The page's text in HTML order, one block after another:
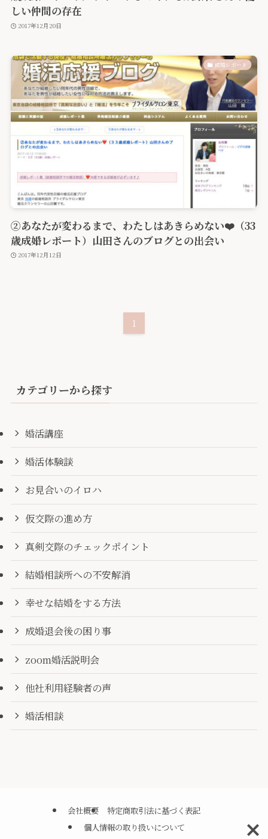
しい仲間の存在
2017年12月20日
成婚レポート
②あなたが変わるまで、わたしはあきらめない❤️（33
歳成婚レポート）山田さんのブログとの出会い
2017年12月12日
1
カテゴリーから探す
婚活講座
婚活体験談
お見合いのイロハ
仮交際の進め方
真剣交際のチェックポイント
結婚相談所への不安解消
幸せな結婚をする方法
成婚退会後の困り事
zoom婚活説明会
他社利用経験者の声
婚活相談
会社概要
特定商取引法に基づく表記
個人情報の取り扱いについて